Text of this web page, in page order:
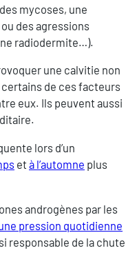
mycoses, une
des agressions
radiodermite…).
une calvitie non
de ces facteurs
eux. Ils peuvent aussi
lors d’un
et à l’automne plus
androgènes par les
pression quotidienne
responsable de la chute